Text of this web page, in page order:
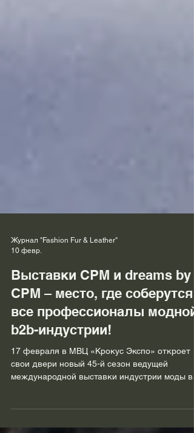
10 февр.
Выставки СРМ и dreams by
CPM – место, где соберутся
все профессионалы модной
b2b-индустрии!
17 февраля в МВЦ «Крокус Экспо» откроет
свои двери новый 45-й сезон ведущей
России и Центральной Азии CPM – Collection